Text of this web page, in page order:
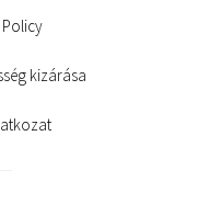
kizárása